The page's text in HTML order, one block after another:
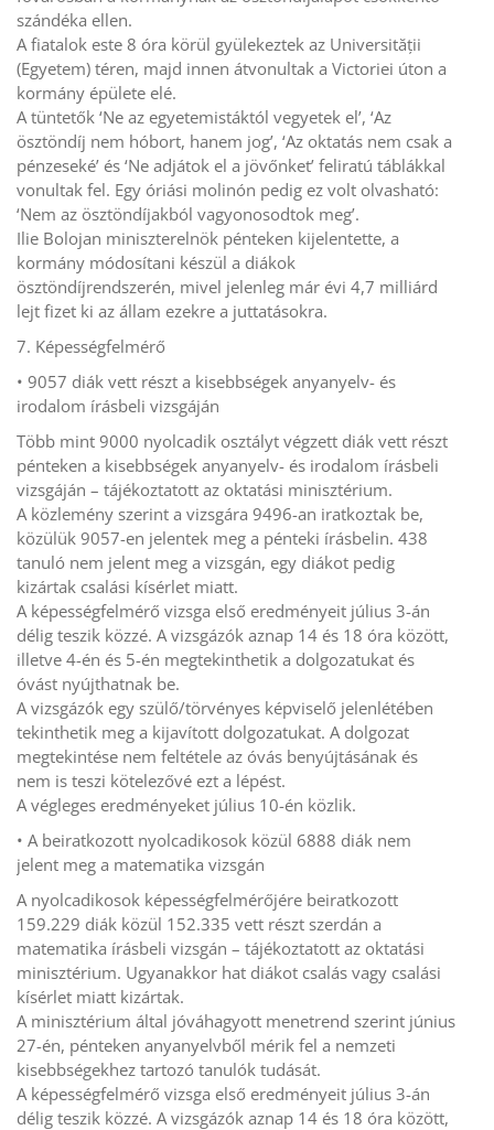
szándéka ellen.
A fiatalok este 8 óra körül gyülekeztek az Universității
(Egyetem) téren, majd innen átvonultak a Victoriei úton a
kormány épülete elé.
A tüntetők ‘Ne az egyetemistáktól vegyetek el’, ‘Az
ösztöndíj nem hóbort, hanem jog’, ‘Az oktatás nem csak a
pénzeseké’ és ‘Ne adjátok el a jövőnket’ feliratú táblákkal
vonultak fel. Egy óriási molinón pedig ez volt olvasható:
‘Nem az ösztöndíjakból vagyonosodtok meg’.
Ilie Bolojan miniszterelnök pénteken kijelentette, a
kormány módosítani készül a diákok
ösztöndíjrendszerén, mivel jelenleg már évi 4,7 milliárd
lejt fizet ki az állam ezekre a juttatásokra.
7. Képességfelmérő
• 9057 diák vett részt a kisebbségek anyanyelv- és
irodalom írásbeli vizsgáján
Több mint 9000 nyolcadik osztályt végzett diák vett részt
pénteken a kisebbségek anyanyelv- és irodalom írásbeli
vizsgáján – tájékoztatott az oktatási minisztérium.
A közlemény szerint a vizsgára 9496-an iratkoztak be,
közülük 9057-en jelentek meg a pénteki írásbelin. 438
tanuló nem jelent meg a vizsgán, egy diákot pedig
kizártak csalási kísérlet miatt.
A képességfelmérő vizsga első eredményeit július 3-án
délig teszik közzé. A vizsgázók aznap 14 és 18 óra között,
illetve 4-én és 5-én megtekinthetik a dolgozatukat és
óvást nyújthatnak be.
A vizsgázók egy szülő/törvényes képviselő jelenlétében
tekinthetik meg a kijavított dolgozatukat. A dolgozat
megtekintése nem feltétele az óvás benyújtásának és
nem is teszi kötelezővé ezt a lépést.
A végleges eredményeket július 10-én közlik.
• A beiratkozott nyolcadikosok közül 6888 diák nem
jelent meg a matematika vizsgán
A nyolcadikosok képességfelmérőjére beiratkozott
159.229 diák közül 152.335 vett részt szerdán a
matematika írásbeli vizsgán – tájékoztatott az oktatási
minisztérium. Ugyanakkor hat diákot csalás vagy csalási
kísérlet miatt kizártak.
A minisztérium által jóváhagyott menetrend szerint június
27-én, pénteken anyanyelvből mérik fel a nemzeti
kisebbségekhez tartozó tanulók tudását.
A képességfelmérő vizsga első eredményeit július 3-án
délig teszik közzé. A vizsgázók aznap 14 és 18 óra között,